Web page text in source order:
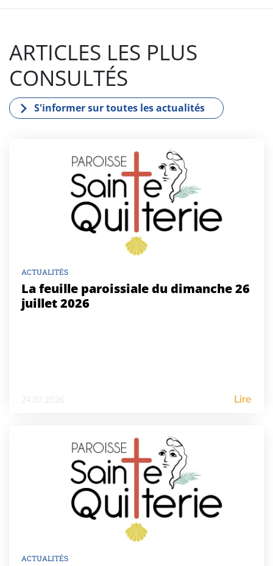
ARTICLES LES PLUS
CONSULTÉS
S'informer sur toutes les actualités
ACTUALITÉS
La feuille paroissiale du dimanche 26
juillet 2026
24.07.2026 Lire
ACTUALITÉS